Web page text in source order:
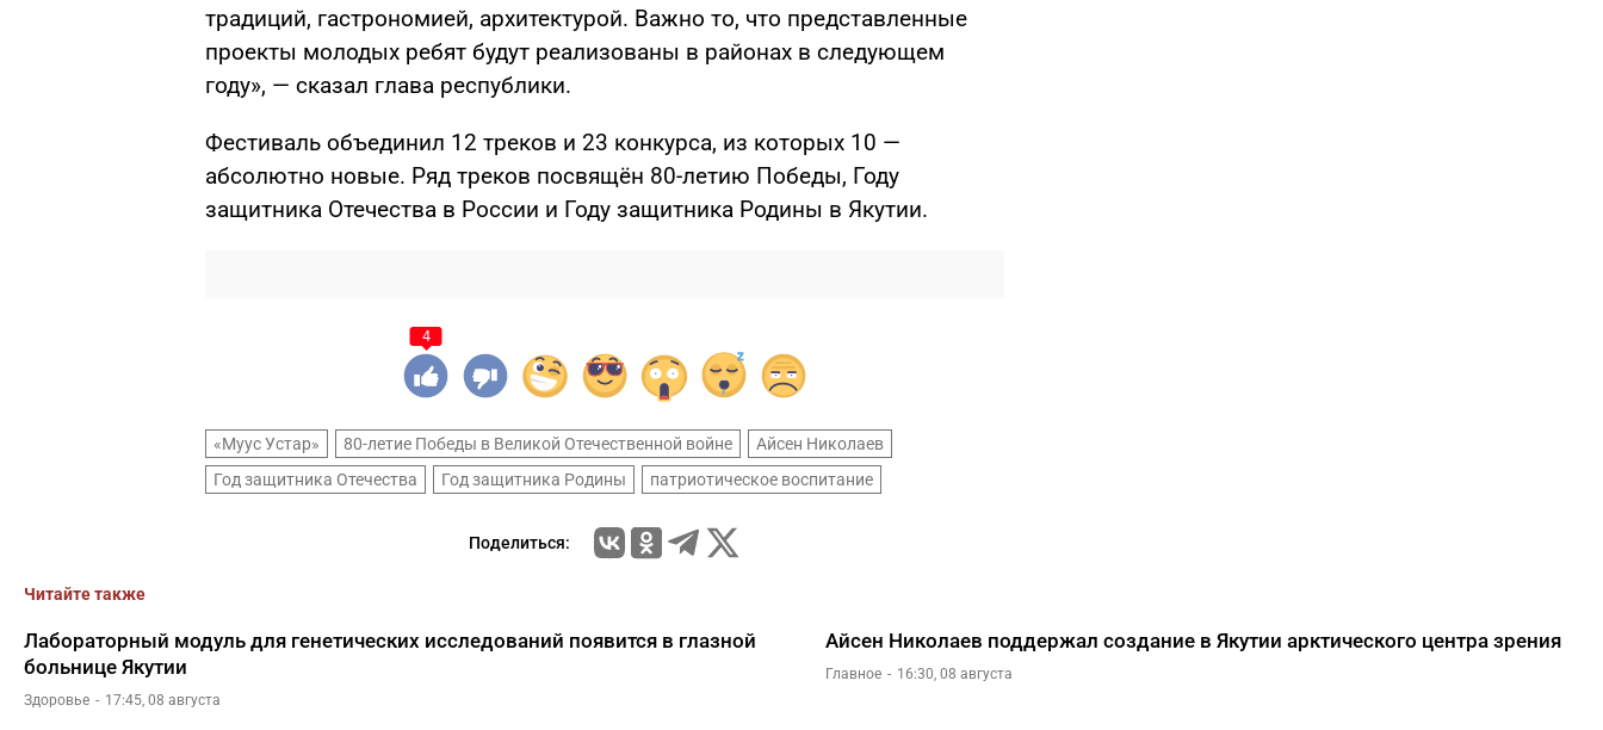
традиций, гастрономией, архитектурой. Важно то, что представленные
проекты молодых ребят будут реализованы в районах в следующем
году», — сказал глава республики.
Фестиваль объединил 12 треков и 23 конкурса, из которых 10 —
абсолютно новые. Ряд треков посвящён 80-летию Победы, Году
защитника Отечества в России и Году защитника Родины в Якутии.
4
«Муус Устар» 80-летие Победы в Великой Отечественной войне
Айсен Николаев
Год защитника Отечества
Год защитника Родины патриотическое воспитание
Поделиться:
Читайте также
Лабораторный модуль для генетических исследований появится в глазной
больнице Якутии
Здоровье 17:45, 08 августа
Айсен Николаев поддержал создание в Якутии арктического центра зрения
Главное 16:30, 08 августа